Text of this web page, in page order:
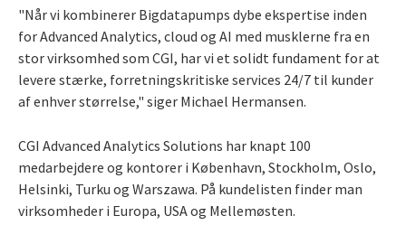
"Når vi kombinerer Bigdatapumps dybe ekspertise inden
for Advanced Analytics, cloud og AI med musklerne fra en
stor virksomhed som CGI, har vi et solidt fundament for at
levere stærke, forretningskritiske services 24/7 til kunder
af enhver størrelse," siger Michael Hermansen.
CGI Advanced Analytics Solutions har knapt 100
medarbejdere og kontorer i København, Stockholm, Oslo,
Helsinki, Turku og Warszawa. På kundelisten finder man
virksomheder i Europa, USA og Mellemøsten.